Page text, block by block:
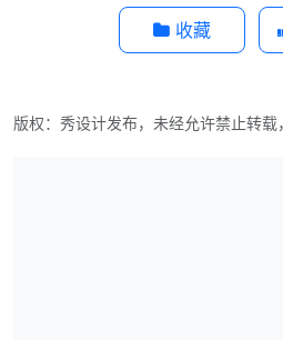
收藏
版权：秀设计发布，未经允许禁止转载